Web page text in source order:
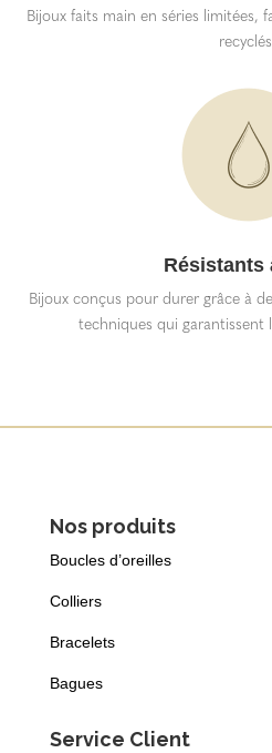
Bijoux faits main en séries limitées,
Résistants
Bijoux conçus pour durer grâce à
techniques qui garantissent
Nos produits
Boucles d’oreilles
Colliers
Bracelets
Bagues
Service Client